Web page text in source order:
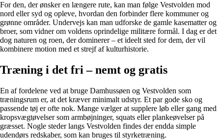
For den, der ønsker en længere rute, kan man følge Vestvolden mod
nord eller syd og opleve, hvordan den forbinder flere kommuner og
grønne områder. Undervejs kan man udforske de gamle kasematter og
broer, som vidner om voldens oprindelige militære formål. I dag er det
dog naturen og roen, der dominerer – et ideelt sted for dem, der vil
kombinere motion med et strejf af kulturhistorie.
Træning i det fri – nemt og gratis
En af fordelene ved at bruge Damhussøen og Vestvolden som
træningsrum er, at det kræver minimalt udstyr. Et par gode sko og
passende tøj er ofte nok. Mange vælger at supplere løb eller gang med
kropsvægtøvelser som armbøjninger, squats eller plankeøvelser på
græsset. Nogle steder langs Vestvolden findes der endda simple
udendørs redskaber, som kan bruges til styrketræning.